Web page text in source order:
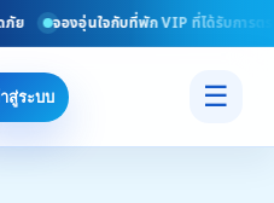
จองอุ่นใจกับที่พัก VIP ที่ได้รับการตรว
สู่ระบบ ☰